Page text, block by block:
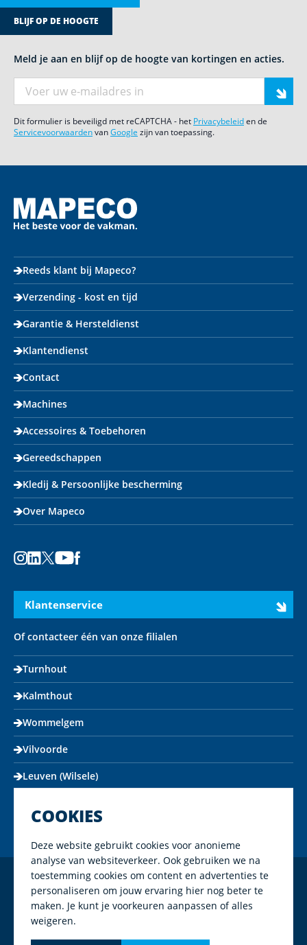
BLIJF OP DE HOOGTE
Meld je aan en blijf op de hoogte van kortingen en acties.
Dit formulier is beveiligd met reCAPTCHA - het Privacybeleiden de
ServicevoorwaardenvanGoogle zijn van toepassing.
Reeds klant bij Mapeco?
Verzending - kost en tijd
Garantie & Hersteldienst
Klantendienst
Contact
Machines
Accessoires & Toebehoren
Gereedschappen
Kledij & Persoonlijke bescherming
Over Mapeco
Klantenservice
Of contacteer één van onze filialen
Turnhout
Kalmthout
Wommelgem
Vilvoorde
Leuven (Wilsele)
Copyright Mapeco 2026
Algemene voorwaarden
COOKIES
Deze website gebruikt cookies voor anonieme
analyse van websiteverkeer. Ook gebruiken we na
toestemming cookies om content en advertenties te
personaliseren om jouw ervaring hier nog beter te
maken. Je kunt je voorkeuren aanpassen of alles
weigeren.